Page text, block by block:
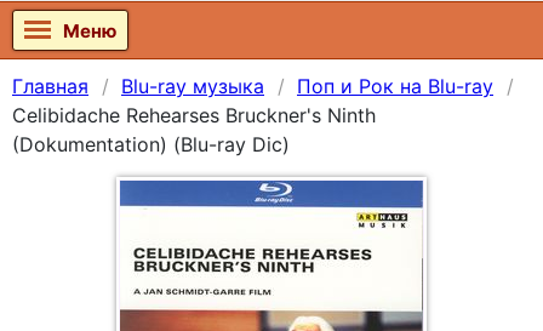
Меню
Главная Blu-ray музыка
Поп и Рок на Blu-ray
Celibidache Rehearses Bruckner's Ninth
(Dokumentation) (Blu-ray Dic)